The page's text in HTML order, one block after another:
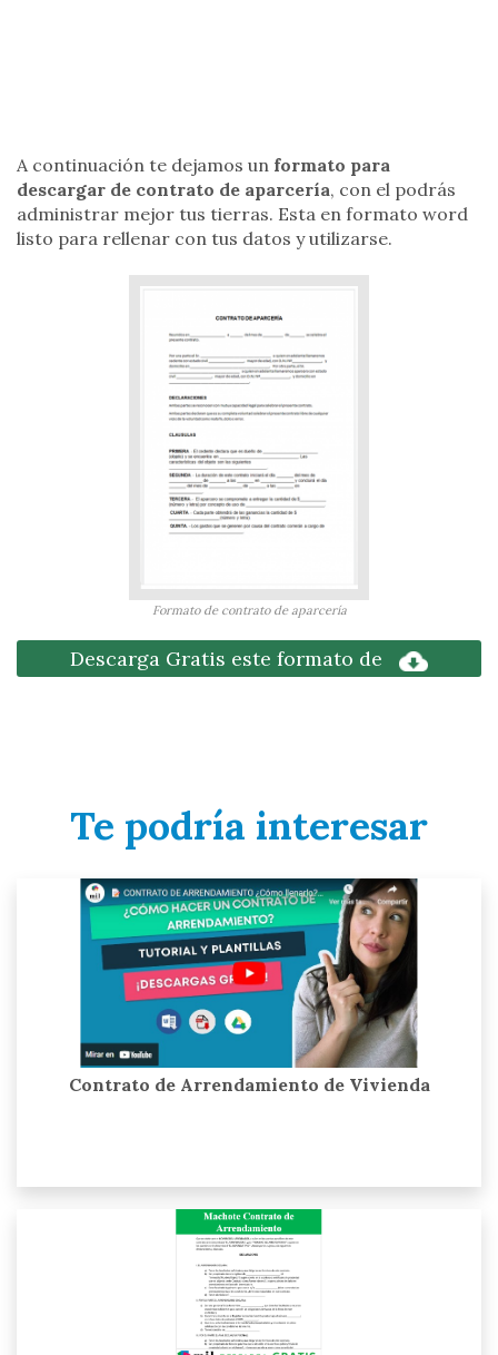
A continuación te dejamos un formato para
descargar de contrato de aparcería, con el podrás
administrar mejor tus tierras. Esta en formato word
listo para rellenar con tus datos y utilizarse.
Formato de contrato de aparcería
Descarga Gratis este formato de
Te podría interesar
Contrato de Arrendamiento de Vivienda